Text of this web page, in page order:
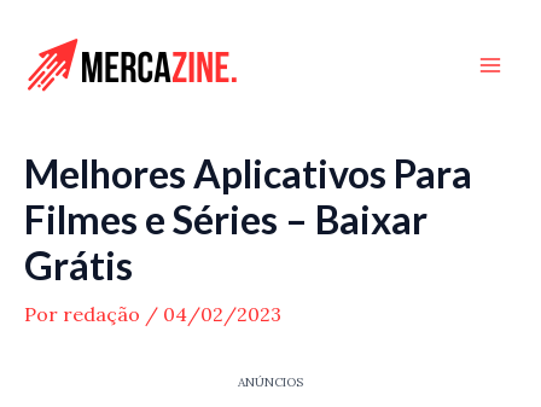
para
Melhores Aplicativos Para
Filmes e Séries – Baixar
Grátis
Por redação / 04/02/2023
ANÚNCIOS